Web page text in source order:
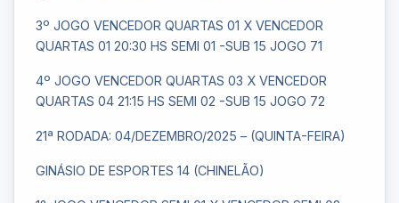
3º JOGO VENCEDOR QUARTAS 01 X VENCEDOR
QUARTAS 01 20:30 HS SEMI 01 -SUB 15 JOGO 71
4º JOGO VENCEDOR QUARTAS 03 X VENCEDOR
QUARTAS 04 21:15 HS SEMI 02 -SUB 15 JOGO 72
21ª RODADA: 04/DEZEMBRO/2025 – (QUINTA-FEIRA)
GINÁSIO DE ESPORTES 14 (CHINELÃO)